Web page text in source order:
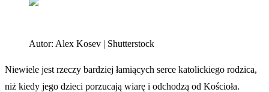
Autor: Alex Kosev | Shutterstock
Niewiele jest rzeczy bardziej łamiących serce katolickiego rodzica,
niż kiedy jego dzieci porzucają wiarę i odchodzą od Kościoła.